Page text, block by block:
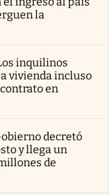
la
inquilinos
vivienda incluso
en
decretó
y llega un
de